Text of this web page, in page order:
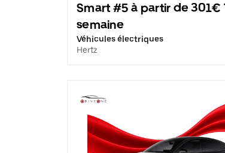
Smart #5 à partir de 301€
semaine
Véhicules électriques
Hertz